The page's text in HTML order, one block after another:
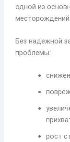
одной из
месторождений.
Без надежной
проблемы:
рост